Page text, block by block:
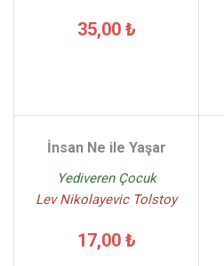
35,00 ₺
İnsan Ne ile Yaşar
Yediveren Çocuk
Lev Nikolayevic Tolstoy
17,00 ₺